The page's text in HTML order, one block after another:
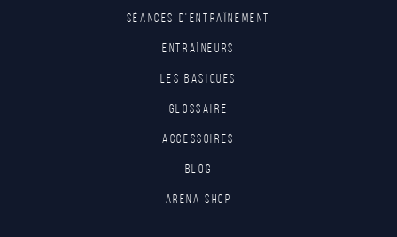
Séances d'entraînement
Entraîneurs
Les basiques
Glossaire
Accessoires
Blog
Arena Shop